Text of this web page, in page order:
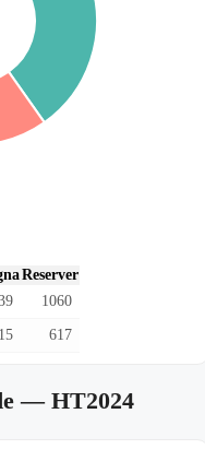
Reserver
1060
617
— HT2024